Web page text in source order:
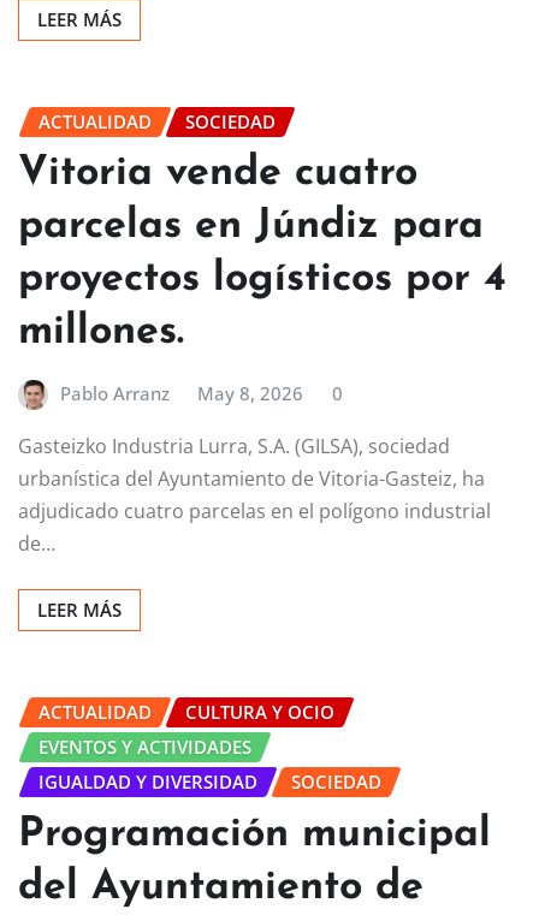
LEER MÁS
ACTUALIDAD SOCIEDAD
Vitoria vende cuatro
parcelas en Júndiz para
proyectos logísticos por 4
millones.
Pablo Arranz May 8, 2026 0
Gasteizko Industria Lurra, S.A. (GILSA), sociedad
urbanística del Ayuntamiento de Vitoria-Gasteiz, ha
adjudicado cuatro parcelas en el polígono industrial
de…
LEER MÁS
ACTUALIDAD
CULTURA Y OCIO
EVENTOS Y ACTIVIDADES
IGUALDAD Y DIVERSIDAD
SOCIEDAD
Programación municipal
del Ayuntamiento de